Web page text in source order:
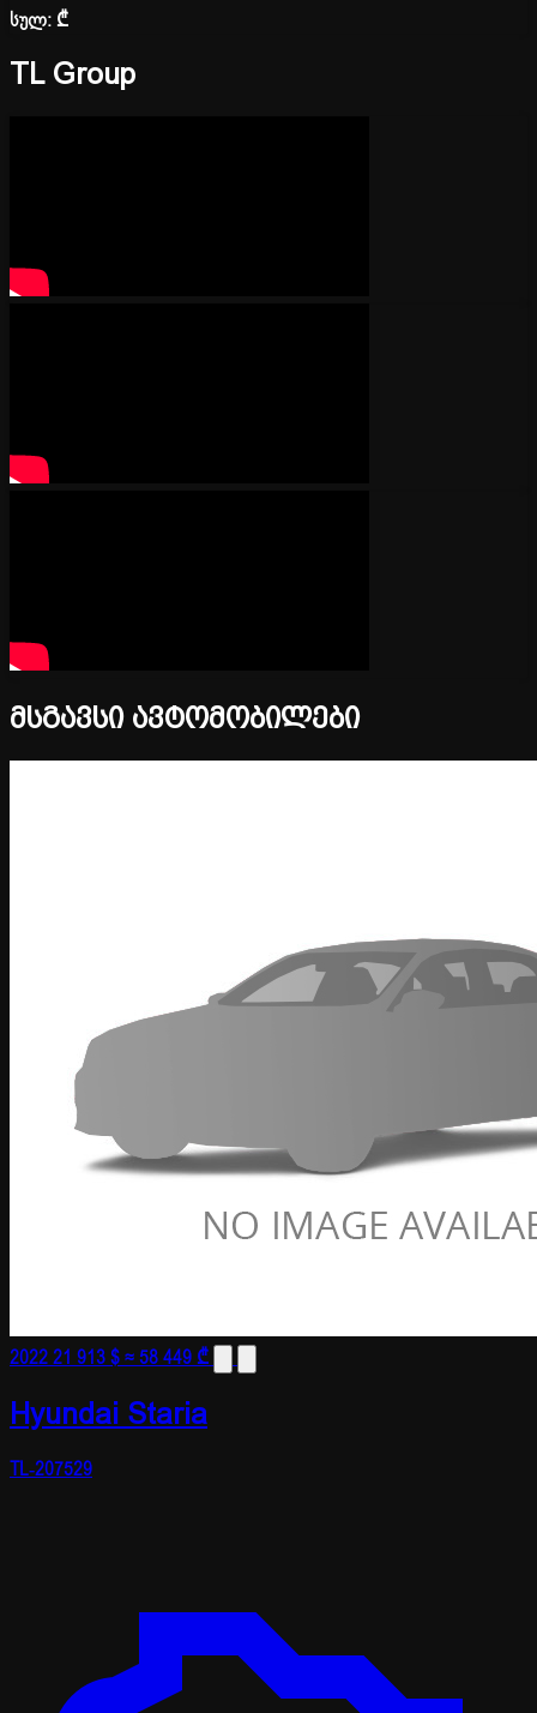
სულ:₾
TL Group
მსგავსი ავტომობილები
202221 913 $≈ 58 449 ₾
Hyundai Staria
TL-207529